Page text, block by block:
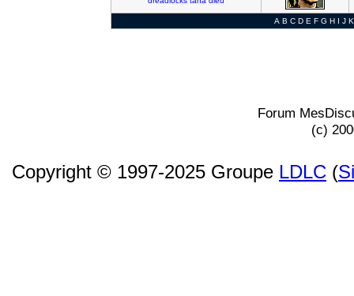
A B C D E F G H I J K
Forum
(c)
Copyright © 1997-2025 Groupe LDLC (